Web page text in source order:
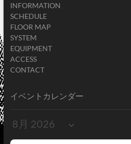
INFORMATION
SCHEDULE
FLOOR MAP
SYSTEM
EQUIPMENT
ACCESS
CONTACT
イベントカレンダー